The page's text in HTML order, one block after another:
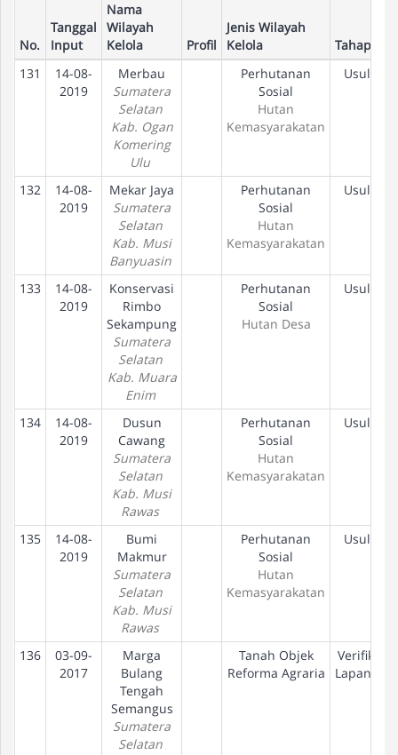
No.
Tanggal
Input
Nama
Wilayah
Kelola
Profil
Jenis Wilayah
Kelola
Tahapan
131
14-08-
2019
Merbau
Sumatera
Selatan
Kab. Ogan
Komering
Ulu
Perhutanan
Sosial
Hutan
Kemasyarakatan
Usulan
132
14-08-
2019
Mekar Jaya
Sumatera
Selatan
Kab. Musi
Banyuasin
Perhutanan
Sosial
Hutan
Kemasyarakatan
Usulan
133
14-08-
2019
Konservasi
Rimbo
Sekampung
Sumatera
Selatan
Kab. Muara
Enim
Perhutanan
Sosial
Hutan Desa
Usulan
134
14-08-
2019
Dusun
Cawang
Sumatera
Selatan
Kab. Musi
Rawas
Perhutanan
Sosial
Hutan
Kemasyarakatan
Usulan
135
14-08-
2019
Bumi
Makmur
Sumatera
Selatan
Kab. Musi
Rawas
Perhutanan
Sosial
Hutan
Kemasyarakatan
Usulan
136
03-09-
2017
Marga
Bulang
Tengah
Semangus
Sumatera
Selatan
Tanah Objek
Reforma Agraria
Verifikasi
Lapangan